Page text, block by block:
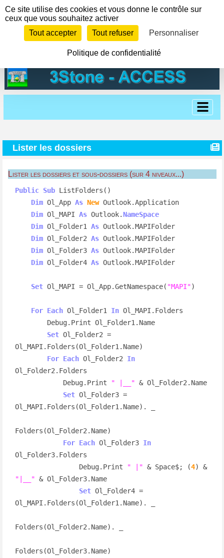
Lister les dossiers
Lister les dossiers et sous-dossiers (sur 4 niveaux...)
Public Sub ListFolders()
Dim Ol_App As New Outlook.Application
Dim Ol_MAPI As Outlook.NameSpace
Dim Ol_Folder1 As Outlook.MAPIFolder
Dim Ol_Folder2 As Outlook.MAPIFolder
Dim Ol_Folder3 As Outlook.MAPIFolder
Dim Ol_Folder4 As Outlook.MAPIFolder
Set Ol_MAPI = Ol_App.GetNamespace( "MAPI")
For Each Ol_Folder1 In Ol_MAPI.Folders
Set Ol_Folder2 =
Ol_MAPI.Folders(Ol_Folder1.Name)
For Each Ol_Folder2 In
Ol_Folder2.Folders
            Debug.Print
" |__" & Ol_Folder2.Name
Set Ol_Folder3 =
Ol_MAPI.Folders(Ol_Folder1.Name). _
Folders(Ol_Folder2.Name)
For Each Ol_Folder3 In
Ol_Folder3.Folders
                Debug.Print
" |" & Space$; ­(4
) &
"|__" & Ol_Folder3.Name
Set Ol_Folder4 =
Ol_MAPI.Folders(Ol_Folder1.Name). _
Folders(Ol_Folder2.Name). _
Folders(Ol_Folder3.Name)
Panneau de gestion des cookies
Ce site utilise des cookies et vous donne le contrôle sur
ceux que vous souhaitez activer
Tout accepter
Tout refuser Personnaliser
Politique de confidentialité